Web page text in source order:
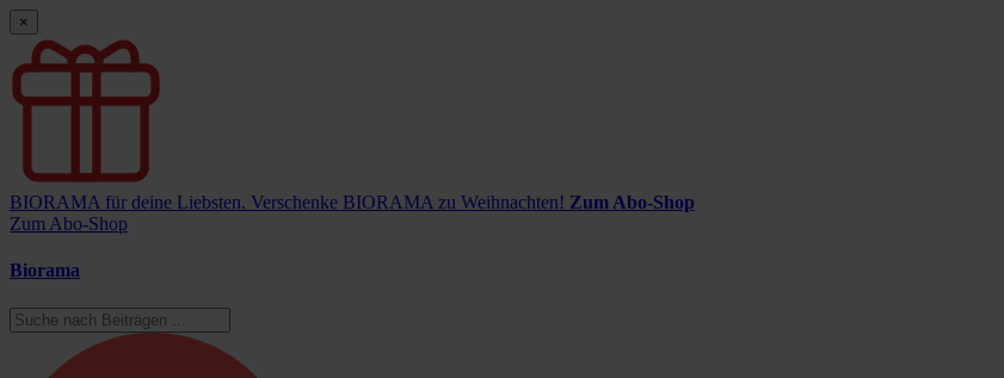
×
BIORAMA für deine Liebsten. Verschenke BIORAMA zu Weihnachten! Zum Abo-Shop
Zum Abo-Shop
Biorama